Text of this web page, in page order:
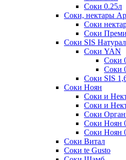
Соки 0.25л
Соки, нектары
Соки
Соки
Соки SIS Натурал
Соки YAN
Соки
Соки
Соки SIS
Соки Ноян
Соки и
Соки и
Соки
Соки Ноян
Соки Ноян
Соки Витал
Соки te Gusto